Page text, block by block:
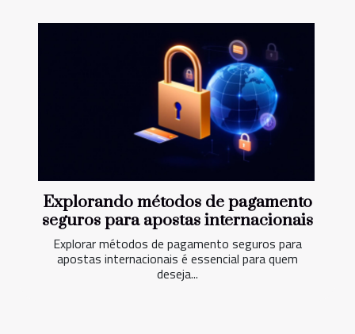
Explorando métodos de pagamento
seguros para apostas internacionais
Explorar métodos de pagamento seguros para
apostas internacionais é essencial para quem
deseja...